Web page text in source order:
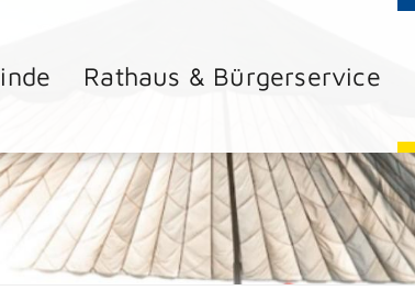
Rathaus & Bürgerservice